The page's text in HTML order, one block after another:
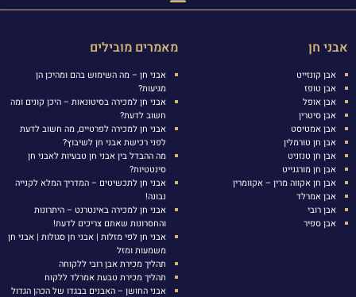
אבני חן
אבן קונזייט
אבן טופז
אבן אופל
אבן סיטרין
אבן אמטיסט
אבן חן טורמלין
אבן חן טנזניט
אבן חן מורגנייט
אבן חן אקווה מרין – אקוומרין
אבן אמרלד
אבן רובי
אבן ספיר
מאמרים מובילים
אבני חן – מה השימוש בהם ומהיכן הן
מגיעות?
אבני חן למכירה בסיטונאות – היכן קונים ומה
חשוב לדעת?
אבני חן למכירה לפרטיים, מה חשוב לדעת
לפני רכישת אבני חן לשיבוץ?
מה ההבדל בין אבני חן טבעיות לאבני חן
סינטטיות?
אבני חן לתכשיטים – המדריך המלא לקנייה
נבונה!
אבני חן למכירה באינטרנט – היתרונות
והחסרונות שאתם צריכים לדעת!
אבני חן לפי מזלות | אבני חן סגולות | אבני חן
משמעות ומזל
תהליך מכירת אבן רובי ללקוחה
תהליך מכירת טבעת אמרלד ללקוח
אבני החושן – האבנים בבגדו של הכהן הגדול